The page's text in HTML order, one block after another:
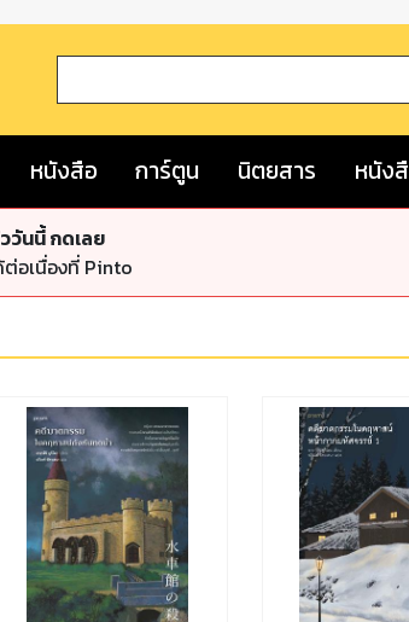
หนังสือ การ์ตูน นิตยสาร หนัง
วันนี้ กดเลย
อเนื่องที่ Pinto